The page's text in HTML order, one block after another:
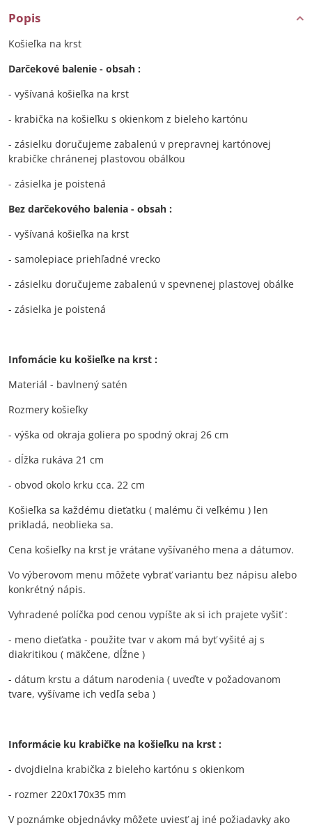
Popis
Košieľka na krst
Darčekové balenie - obsah :
- vyšívaná košieľka na krst
- krabička na košieľku s okienkom z bieleho kartónu
- zásielku doručujeme zabalenú v prepravnej kartónovej
krabičke chránenej plastovou obálkou
- zásielka je poistená
Bez darčekového balenia - obsah :
- vyšívaná košieľka na krst
- samolepiace priehľadné vrecko
- zásielku doručujeme zabalenú v spevnenej plastovej obálke
- zásielka je poistená
Infomácie ku košieľke na krst :
Materiál - bavlnený satén
Rozmery košieľky
- výška od okraja goliera po spodný okraj 26 cm
- dĺžka rukáva 21 cm
- obvod okolo krku cca. 22 cm
Košieľka sa každému dieťatku ( malému či veľkému ) len
prikladá, neoblieka sa.
Cena košieľky na krst je vrátane vyšívaného mena a dátumov.
Vo výberovom menu môžete vybrať variantu bez nápisu alebo
konkrétný nápis.
Vyhradené políčka pod cenou vypíšte ak si ich prajete vyšiť :
- meno dieťatka - použite tvar v akom má byť vyšité aj s
diakritikou ( mäkčene, dĺžne )
- dátum krstu a dátum narodenia ( uveďte v požadovanom
tvare, vyšívame ich vedľa seba )
Informácie ku krabičke na košieľku na krst :
- dvojdielna krabička z bieleho kartónu s okienkom
- rozmer 220x170x35 mm
V poznámke objednávky môžete uviesť aj iné požiadavky ako